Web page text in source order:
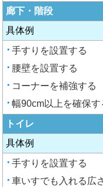
廊下・階段
具体例
手すりを設置する
腰壁を設置する
コーナーを補強する
幅90cm以上を確保す
トイレ
具体例
手すりを設置する
車いすでも入れる広